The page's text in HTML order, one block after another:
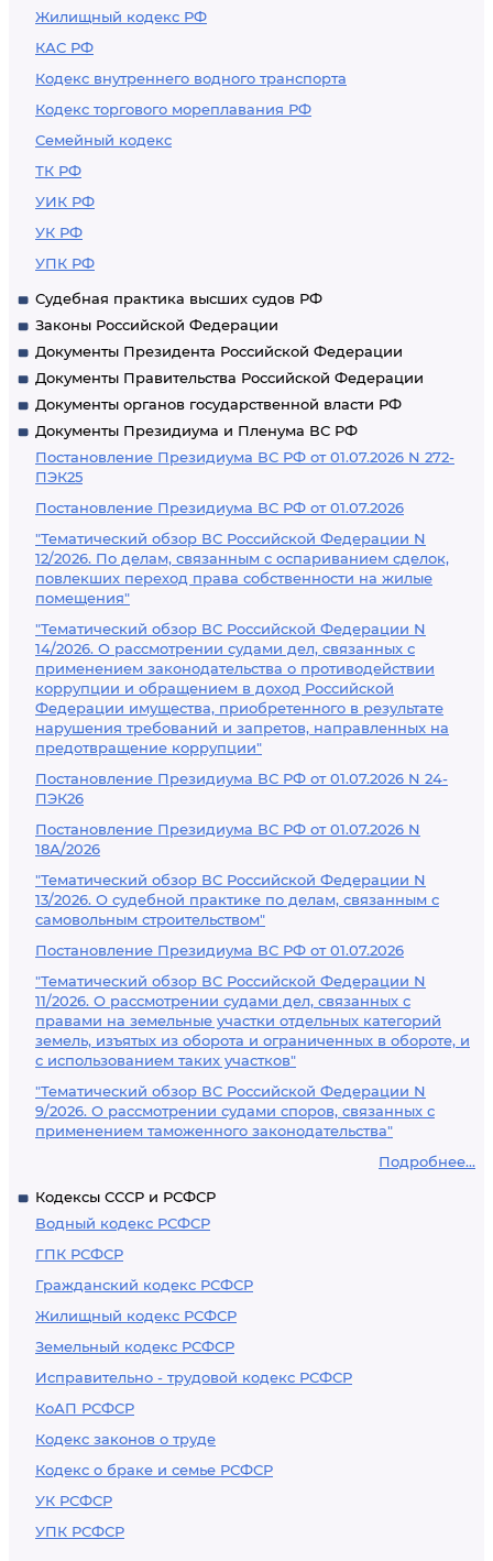
Жилищный кодекс РФ
КАС РФ
Кодекс внутреннего водного транспорта
Кодекс торгового мореплавания РФ
Семейный кодекс
ТК РФ
УИК РФ
УК РФ
УПК РФ
Судебная практика высших судов РФ
Законы Российской Федерации
Документы Президента Российской Федерации
Документы Правительства Российской Федерации
Документы органов государственной власти РФ
Документы Президиума и Пленума ВС РФ
Постановление Президиума ВС РФ от 01.07.2026 N 272-
ПЭК25
Постановление Президиума ВС РФ от 01.07.2026
"Тематический обзор ВС Российской Федерации N
12/2026. По делам, связанным с оспариванием сделок,
повлекших переход права собственности на жилые
помещения"
"Тематический обзор ВС Российской Федерации N
14/2026. О рассмотрении судами дел, связанных с
применением законодательства о противодействии
коррупции и обращением в доход Российской
Федерации имущества, приобретенного в результате
нарушения требований и запретов, направленных на
предотвращение коррупции"
Постановление Президиума ВС РФ от 01.07.2026 N 24-
ПЭК26
Постановление Президиума ВС РФ от 01.07.2026 N
18А/2026
"Тематический обзор ВС Российской Федерации N
13/2026. О судебной практике по делам, связанным с
самовольным строительством"
Постановление Президиума ВС РФ от 01.07.2026
"Тематический обзор ВС Российской Федерации N
11/2026. О рассмотрении судами дел, связанных с
правами на земельные участки отдельных категорий
земель, изъятых из оборота и ограниченных в обороте, и
с использованием таких участков"
"Тематический обзор ВС Российской Федерации N
9/2026. О рассмотрении судами споров, связанных с
применением таможенного законодательства"
Подробнее...
Кодексы СССР и РСФСР
Водный кодекс РСФСР
ГПК РСФСР
Гражданский кодекс РСФСР
Жилищный кодекс РСФСР
Земельный кодекс РСФСР
Исправительно - трудовой кодекс РСФСР
КоАП РСФСР
Кодекс законов о труде
Кодекс о браке и семье РСФСР
УК РСФСР
УПК РСФСР